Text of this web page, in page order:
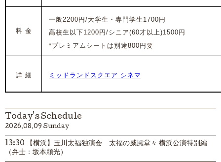
料 金
一般2200円/大学生・専門学生1700円
高校生以下1200円/シニア(60才以上)1500円
*プレミアムシートは別途800円要
詳 細 ミッドランドスクエア シネマ
Today's Schedule
2026.08.09 Sunday
13:30 【横浜】玉川太福独演会 太福の威風堂々 横浜公演特別編
（弁士：坂本頼光）